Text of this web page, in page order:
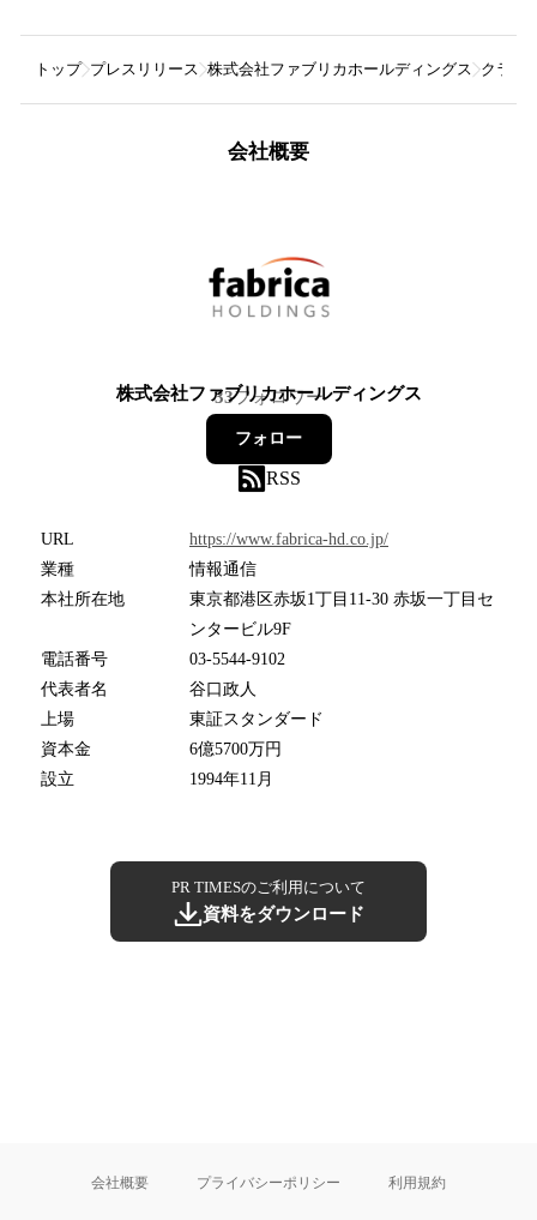
トップ プレスリリース 株式会社ファブリカホールディングス クラウ
会社概要
株式会社ファブリカホールディングス
33フォロワー
フォロー
RSS
URL
https://www.fabrica-hd.co.jp/
業種
情報通信
本社所在地
東京都港区赤坂1丁目11-30 赤坂一丁目セ
ンタービル9F
電話番号
03-5544-9102
代表者名
谷口政人
上場
東証スタンダード
資本金
6億5700万円
設立
1994年11月
PR TIMESのご利用について
資料をダウンロード
会社概要 プライバシーポリシー 利用規約